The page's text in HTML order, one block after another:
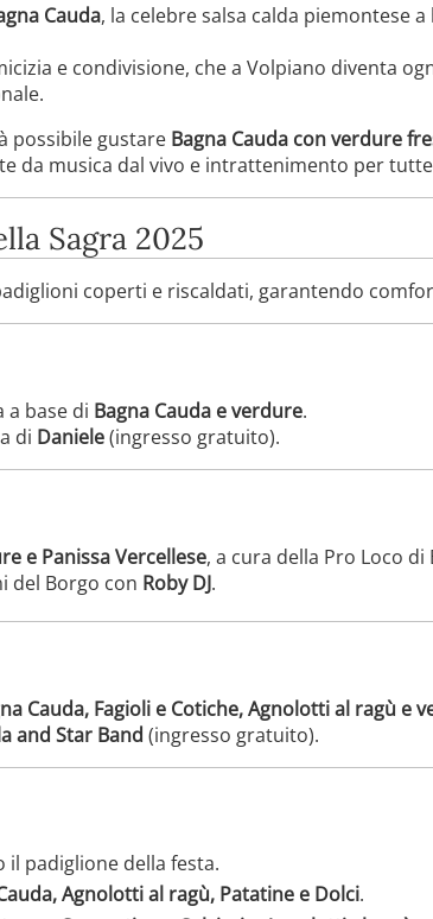
Cauda, la celebre salsa calda piemontese
e condivisione, che a Volpiano diventa
possibile gustare Bagna Cauda con verdure
da musica dal vivo e intrattenimento per
Sagra 2025
coperti e riscaldati, garantendo
a base di Bagna Cauda e verdure.
di Daniele(ingresso gratuito).
e Panissa Vercellese, a cura della Pro Loco di
del Borgo con Roby DJ.
Cauda, Fagioli e Cotiche, Agnolotti al ragù e
and Star Band (ingresso gratuito).
il padiglione della festa.
Agnolotti al ragù, Patatine e Dolci.